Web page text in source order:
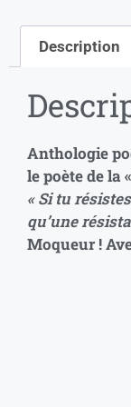
Description
Anthologie
le poète de la
« Si tu
qu’une
Moqueur !